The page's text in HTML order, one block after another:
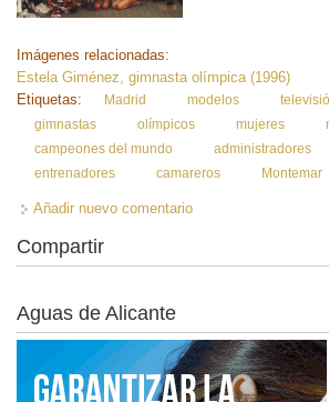
Imágenes relacionadas:
Estela Giménez, gimnasta olímpica (1996)
Etiquetas:
Madrid modelos
gimnastas
olímpicos mujeres
campeones del mundo
administradores
entrenadores
camareros Montemar
Añadir nuevo comentario
Compartir
Aguas de Alicante